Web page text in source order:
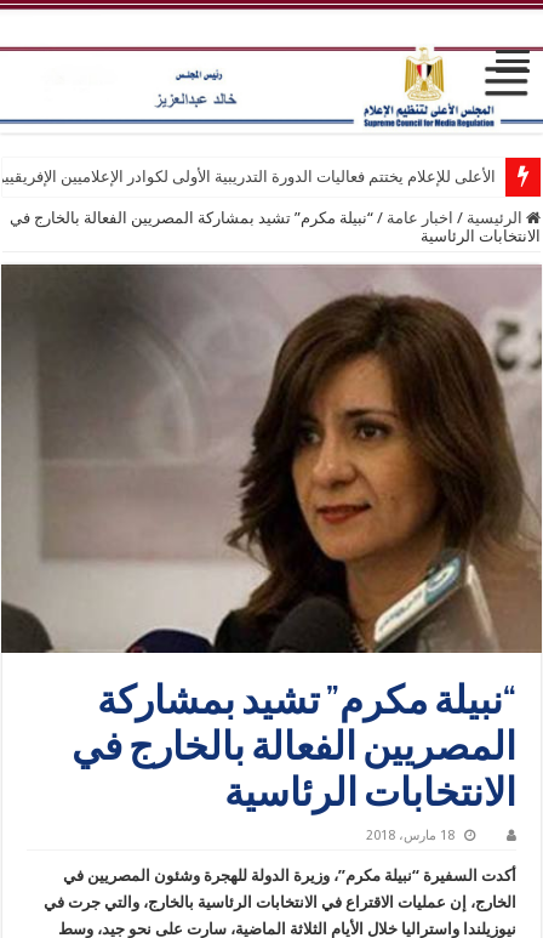
الأعلى للإعلام يختتم فعاليات الدورة التدريبية الأولى لكوادر الإعلاميين
الرئيسية / اخبار عامة / “نبيلة مكرم” تشيد بمشاركة المصريين الفعالة بالخارج في
الانتخابات الرئاسية
“نبيلة مكرم” تشيد بمشاركة
المصريين الفعالة بالخارج في
الانتخابات الرئاسية
18 مارس، 2018
أكدت السفيرة “نبيلة مكرم”، وزيرة الدولة للهجرة وشئون المصريين في
الخارج، إن عمليات الاقتراع في الانتخابات الرئاسية بالخارج، والتي جرت في
نيوزيلندا واستراليا خلال الأيام الثلاثة الماضية، سارت على نحو جيد، وسط